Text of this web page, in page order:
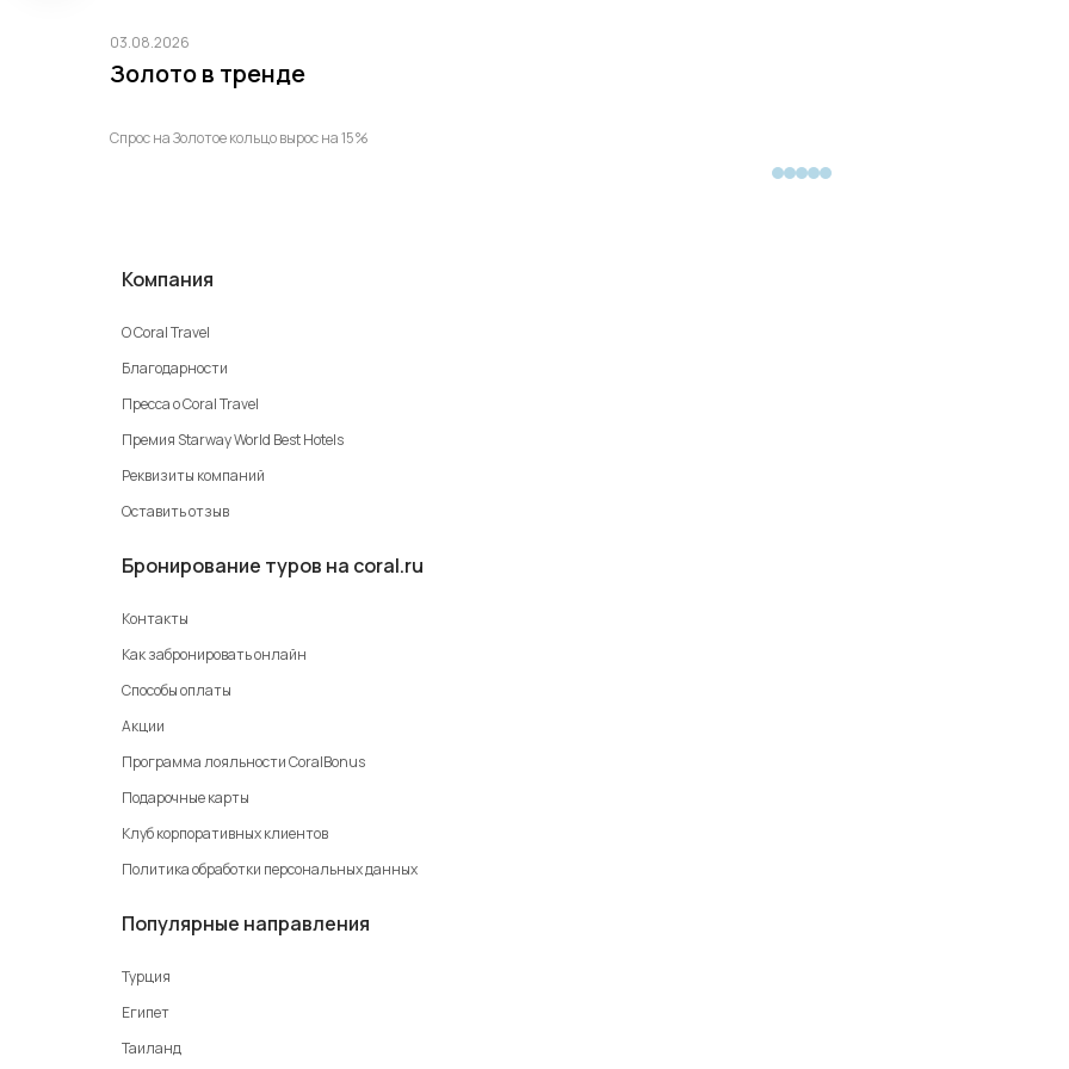
03.08.2026
Золото в тренде
Спрос на Золотое кольцо вырос на 15%
Компания
О Coral Travel
Благодарности
Пресса о Coral Travel
Премия Starway World Best Hotels
Реквизиты компаний
Оставить отзыв
Бронирование туров на coral.ru
Контакты
Как забронировать онлайн
Способы оплаты
Акции
Программа лояльности CoralBonus
Подарочные карты
Клуб корпоративных клиентов
Политика обработки персональных данных
Популярные направления
Турция
Египет
Таиланд